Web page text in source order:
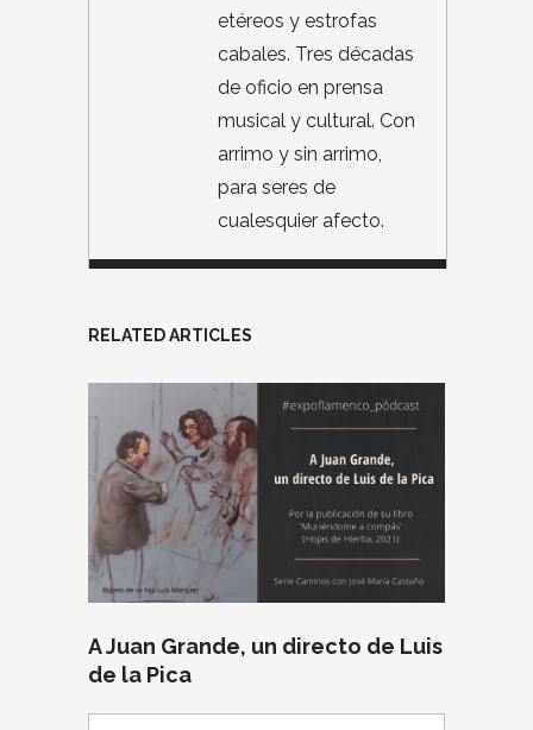
etéreos y estrofas
cabales. Tres décadas
de oficio en prensa
musical y cultural. Con
arrimo y sin arrimo,
para seres de
cualesquier afecto.
RELATED ARTICLES
A Juan Grande, un directo de Luis
de la Pica